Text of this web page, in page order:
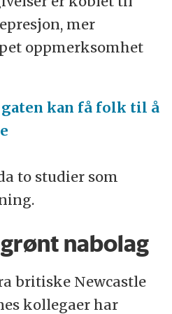
mer
oppmerksomhet
kan få folk til å
to studier som
nabolag
britiske Newcastle
kollegaer har